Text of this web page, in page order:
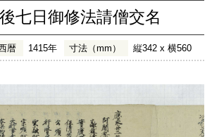
七日御修法請僧交名
暦 1415年 寸法（mm） 縦342 x 横560